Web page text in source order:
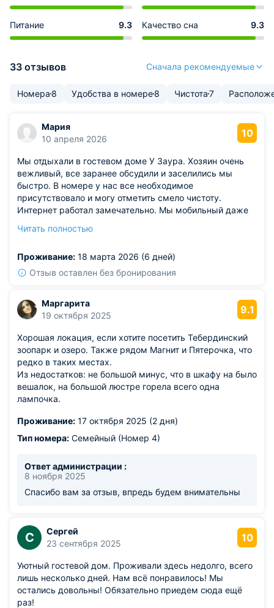
Питание 9.3 Качество сна 9.3
33 отзывов Сначала рекомендуемые
Номера 8 Удобства в номере8 Чистота7
Мария
10 апреля 2026
10
Мы отдыхали в гостевом доме У Заура. Хозяин очень
вежливый, все заранее обсудили и заселились мы
быстро. В номере у нас все необходимое
присутствовало и могу отметить смело чистоту.
Интернет работал замечательно. Мы мобильный даже
есть. У гостевого дома работает кафе. В доме есть все
Читать полностью
Проживание: 18 марта 2026 (6 дней)
Отзыв оставлен без бронирования
Маргарита
19 октября 2025
9.1
Хорошая локация, если хотите посетить Тебердинский
зоопарк и озеро. Также рядом Магнит и Пятерочка, что
редко в таких местах.
Из недостатков: не большой минус, что в шкафу на было
вешалок, на большой люстре горела всего одна
лампочка.
Проживание: 17 октября 2025 (2 дня)
Тип номера: Семейный (Номер 4)
Ответ администрации :
8 ноября 2025
Спасибо вам за отзыв, впредь будем внимательны
С
Сергей
23 сентября 2025
10
Уютный гостевой дом. Проживали здесь недолго, всего
лишь несколько дней. Нам всё понравилось! Мы
остались довольны! Обязательно приедем сюда ещё
раз!